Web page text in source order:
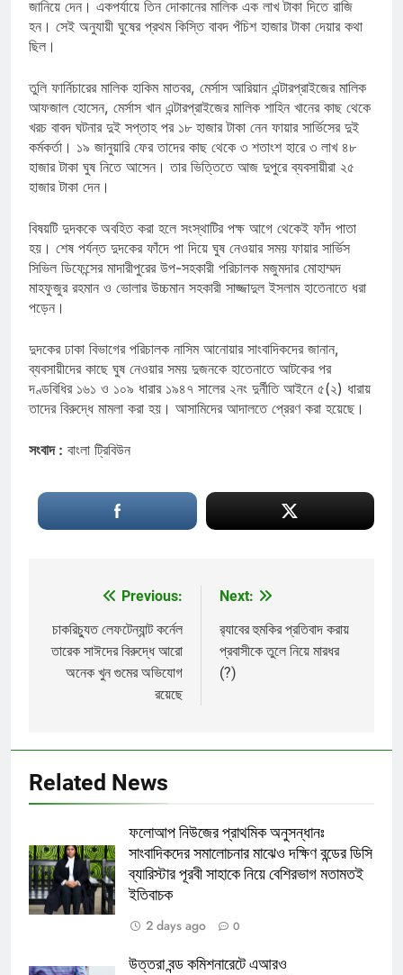
জানিয়ে দেন। একপর্যায়ে তিন দোকানের মালিক এক লাখ টাকা দিতে রাজি
হন। সেই অনুযায়ী ঘুষের প্রথম কিস্তি বাবদ পঁচিশ হাজার টাকা দেয়ার কথা
ছিল।
তুলি ফার্নিচারের মালিক হাকিম মাতবর, মের্সাস আরিয়ান এন্টারপ্রাইজের মালিক
আফজাল হোসেন, মের্সাস খান এন্টারপ্রাইজের মালিক শাহিন খানের কাছ থেকে
খরচ বাবদ ঘটনার দুই সপ্তাহ পর ১৮ হাজার টাকা নেন ফায়ার সার্ভিসের দুই
কর্মকর্তা। ১৯ জানুয়ারি ফের তাদের কাছ থেকে ৩ শতাংশ হারে ৩ লাখ ৪৮
হাজার টাকা ঘুষ নিতে আসেন। তার ভিত্তিতে আজ দুপুরে ব্যবসায়ীরা ২৫
হাজার টাকা দেন।
বিষয়টি দুদককে অবহিত করা হলে সংস্থাটির পক্ষ আগে থেকেই ফাঁদ পাতা
হয়। শেষ পর্যন্ত দুদকের ফাঁদে পা দিয়ে ঘুষ নেওয়ার সময় ফায়ার সার্ভিস
সিভিল ডিফেন্সের মাদারীপুরের উপ-সহকারী পরিচালক মজুমদার মোহাম্মদ
মাহফুজুর রহমান ও ভোলার উচ্চমান সহকারী সাজ্জাদুল ইসলাম হাতেনাতে ধরা
পড়েন।
দুদকের ঢাকা বিভাগের পরিচালক নাসিম আনোয়ার সাংবাদিকদের জানান,
ব্যবসায়ীদের কাছে ঘুষ নেওয়ার সময় দুজনকে হাতেনাতে আটকের পর
দণ্ডবিধির ১৬১ ও ১০৯ ধারার ১৯৪৭ সালের ২নং দুর্নীতি আইনে ৫(২) ধারায়
তাদের বিরুদ্ধে মামলা করা হয়। আসামিদের আদালতে প্রেরণ করা হয়েছে।
সংবাদ : বাংলা ট্রিবিউন
navigation
Previous:
চাকরিচ্যুত লেফটেন্যান্ট কর্নেল
তারেক সাঈদের বিরুদ্ধে আরো
অনেক খুন গুমের অভিযোগ
রয়েছে
Next:
র‌্যাবের হুমকির প্রতিবাদ করায়
প্রবাসীকে তুলে নিয়ে মারধর
(?)
Related News
ফলোআপ নিউজের প্রাথমিক অনুসন্ধানঃ
সাংবাদিকদের সমালোচনার মাঝেও দক্ষিণ বন্ডের ডিসি
ব্যারিস্টার পূরবী সাহাকে নিয়ে বেশিরভাগ মতামতই
ইতিবাচক
2 days ago
0
উত্তরা বন্ড কমিশনারেটে এআরও